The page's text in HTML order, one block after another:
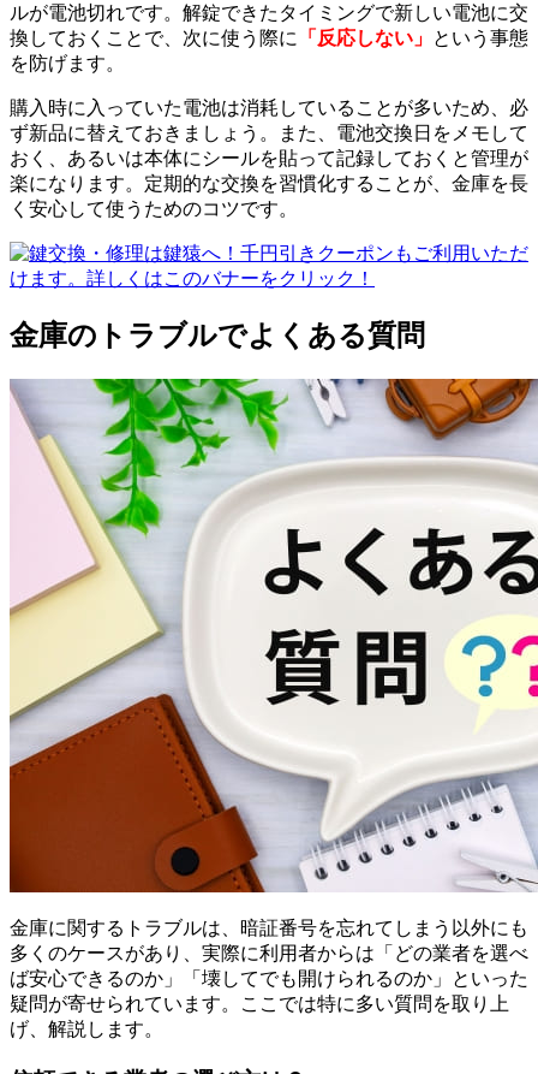
ルが電池切れです。解錠できたタイミングで新しい電池に交
換しておくことで、次に使う際に
「反応しない」 という事態
を防げます。
購入時に入っていた電池は消耗していることが多いため、必
ず新品に替えておきましょう。また、電池交換日をメモして
おく、あるいは本体にシールを貼って記録しておくと管理が
楽になります。定期的な交換を習慣化することが、金庫を長
く安心して使うためのコツです。
金庫のトラブルでよくある質問
金庫に関するトラブルは、暗証番号を忘れてしまう以外にも
多くのケースがあり、実際に利用者からは「どの業者を選べ
ば安心できるのか」「壊してでも開けられるのか」といった
疑問が寄せられています。ここでは特に多い質問を取り上
げ、解説します。